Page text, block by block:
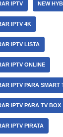
IPTV NEW
IPTV 4K
IPTV LISTA
IPTV ONLINE
IPTV PARA SMART
IPTV PARA TV BOX
IPTV PIRATA